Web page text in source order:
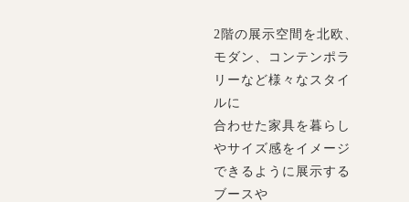
2階の展示空間を北欧、
モダン、コンテンポラ
リーなど様々なスタイ
ルに
合わせた家具を暮らし
やサイズ感をイメージ
できるように展示する
ブースや